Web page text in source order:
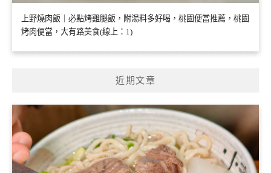
上野燒肉飯｜必點烤雞腿飯，附湯料多好喝，桃園便當推薦，桃園
烤肉便當，大有路美食(線上：1)
近期文章